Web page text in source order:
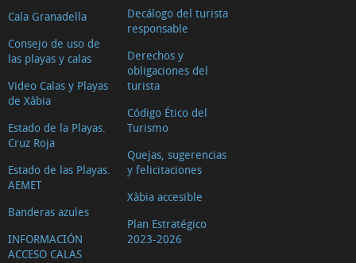
Cala Granadella
Consejo de uso de
las playas y calas
Video Calas y Playas
de Xàbia
Estado de la Playas.
Cruz Roja
Estado de las Playas.
AEMET
Banderas azules
INFORMACIÓN
ACCESO CALAS
Decálogo del turista
responsable
Derechos y
obligaciones del
turista
Código Ético del
Turismo
Quejas, sugerencias
y felicitaciones
Xàbia accesible
Plan Estratégico
2023-2026